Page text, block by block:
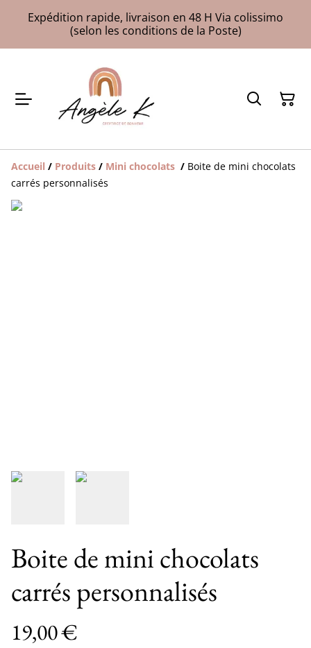
Expédition rapide, livraison en 48 H Via colissimo
(selon les conditions de la Poste)
Accueil / Produits / Mini chocolats / Boite de mini chocolats
carrés personnalisés
Boite de mini chocolats
carrés personnalisés
19,00 €